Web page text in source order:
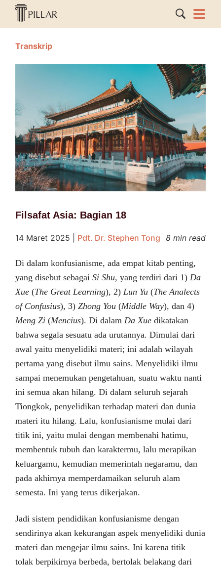
Transkrip
Filsafat Asia: Bagian 18
14 Maret 2025 Pdt. Dr. Stephen Tong 8 min read
Di dalam konfusianisme, ada empat kitab penting,
yang disebut sebagaiSi Shu, yang terdiri dari 1) Da
Xue (The Great Learning), 2) Lun Yu (The Analects
of Confusius), 3)Zhong You (Middle Way), dan 4)
Meng Zi (Mencius). Di dalam Da Xue dikatakan
bahwa segala sesuatu ada urutannya. Dimulai dari
awal yaitu menyelidiki materi; ini adalah wilayah
pertama yang disebut ilmu sains. Menyelidiki ilmu
sampai menemukan pengetahuan, suatu waktu nanti
ini semua akan hilang. Di dalam seluruh sejarah
Tiongkok, penyelidikan terhadap materi dan dunia
materi itu hilang. Lalu, konfusianisme mulai dari
titik ini, yaitu mulai dengan membenahi hatimu,
membentuk tubuh dan karaktermu, lalu merapikan
keluargamu, kemudian memerintah negaramu, dan
pada akhirnya memperdamaikan seluruh alam
semesta. Ini yang terus dikerjakan.
Jadi sistem pendidikan konfusianisme dengan
sendirinya akan kekurangan aspek menyelidiki dunia
materi dan mengejar ilmu sains. Ini karena titik
tolak berpikirnya berbeda, bertolak belakang dari